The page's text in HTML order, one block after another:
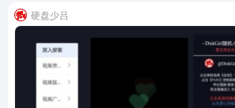
硬盘少吕